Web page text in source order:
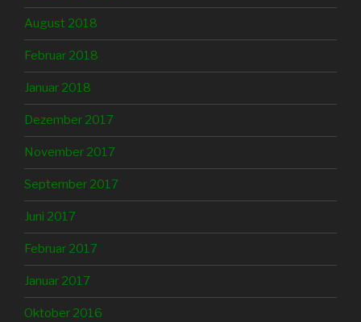
August 2018
Februar 2018
Januar 2018
Dezember 2017
November 2017
September 2017
Juni 2017
Februar 2017
Januar 2017
Oktober 2016